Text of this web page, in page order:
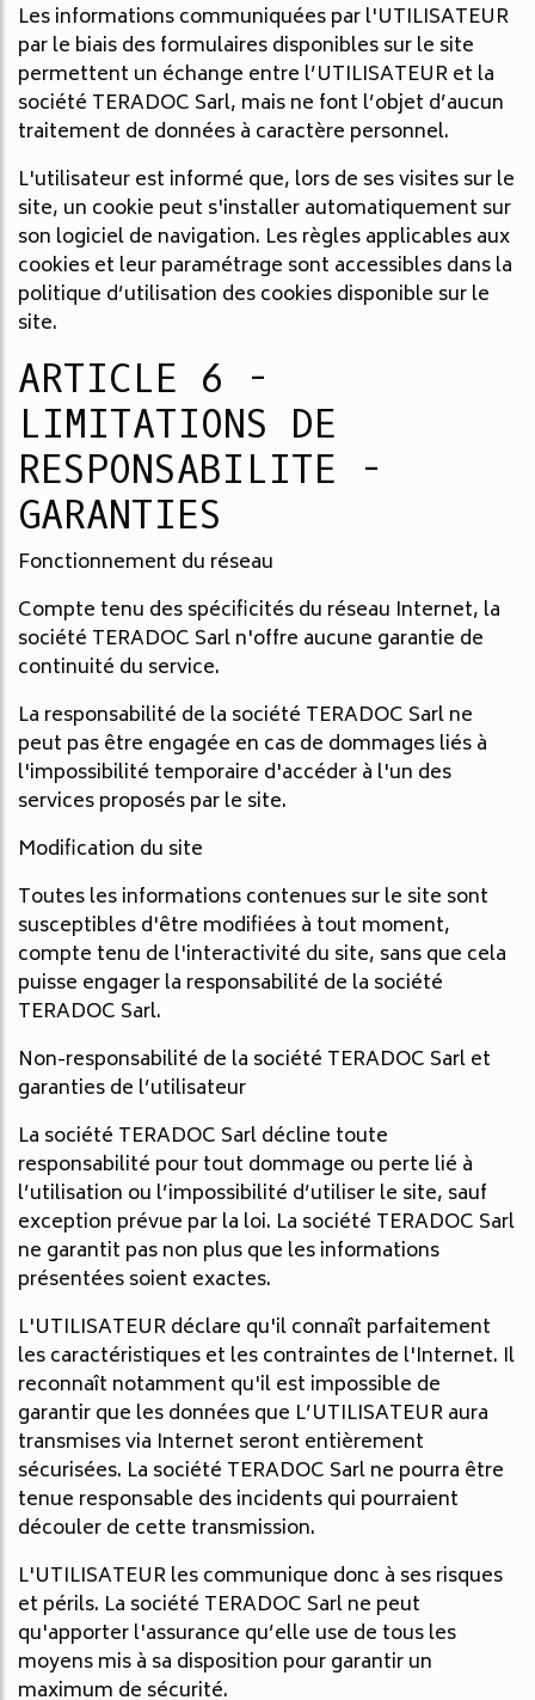
Les informations communiquées par l'UTILISATEUR
par le biais des formulaires disponibles sur le site
permettent un échange entre l’UTILISATEUR et la
société TERADOC Sarl, mais ne font l’objet d’aucun
traitement de données à caractère personnel.
L'utilisateur est informé que, lors de ses visites sur le
site, un cookie peut s'installer automatiquement sur
son logiciel de navigation. Les règles applicables aux
cookies et leur paramétrage sont accessibles dans la
politique d’utilisation des cookies disponible sur le
site.
ARTICLE 6 -
LIMITATIONS DE
RESPONSABILITE -
GARANTIES
Fonctionnement du réseau
Compte tenu des spécificités du réseau Internet, la
société TERADOC Sarl n'offre aucune garantie de
continuité du service.
La responsabilité de la société TERADOC Sarl ne
peut pas être engagée en cas de dommages liés à
l'impossibilité temporaire d'accéder à l'un des
services proposés par le site.
Modification du site
Toutes les informations contenues sur le site sont
susceptibles d'être modifiées à tout moment,
compte tenu de l'interactivité du site, sans que cela
puisse engager la responsabilité de la société
TERADOC Sarl.
Non-responsabilité de la société TERADOC Sarl et
garanties de l’utilisateur
La société TERADOC Sarl décline toute
responsabilité pour tout dommage ou perte lié à
l’utilisation ou l’impossibilité d’utiliser le site, sauf
exception prévue par la loi. La société TERADOC Sarl
ne garantit pas non plus que les informations
présentées soient exactes.
L'UTILISATEUR déclare qu'il connaît parfaitement
les caractéristiques et les contraintes de l'Internet. Il
reconnaît notamment qu'il est impossible de
garantir que les données que L’UTILISATEUR aura
transmises via Internet seront entièrement
sécurisées. La société TERADOC Sarl ne pourra être
tenue responsable des incidents qui pourraient
découler de cette transmission.
L'UTILISATEUR les communique donc à ses risques
et périls. La société TERADOC Sarl ne peut
qu'apporter l'assurance qu’elle use de tous les
moyens mis à sa disposition pour garantir un
maximum de sécurité.